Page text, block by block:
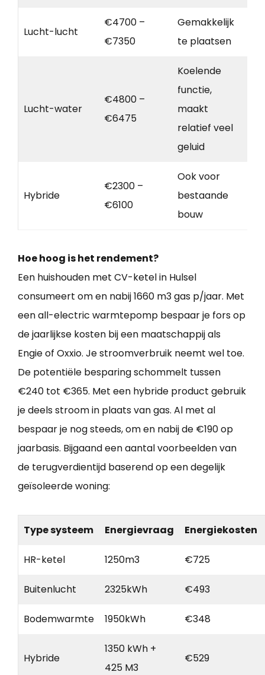
Lucht-lucht
€4700 –
€7350
Gemakkelijk
te plaatsen
Lucht-water
€4800 –
€6475
Koelende
functie,
maakt
relatief veel
geluid
Hybride
€2300 –
€6100
Ook voor
bestaande
bouw
Hoe hoog is het rendement?
Een huishouden met CV-ketel in Hulsel
consumeert om en nabij 1660 m3 gas p/jaar. Met
een all-electric warmtepomp bespaar je fors op
de jaarlijkse kosten bij een maatschappij als
Engie of Oxxio. Je stroomverbruik neemt wel toe.
De potentiële besparing schommelt tussen
€240 tot €365. Met een hybride product gebruik
je deels stroom in plaats van gas. Al met al
bespaar je nog steeds, om en nabij de €190 op
jaarbasis. Bijgaand een aantal voorbeelden van
de terugverdientijd baserend op een degelijk
geïsoleerde woning:
Type systeem Energievraag Energiekosten
HR-ketel 1250m3 €725
Buitenlucht 2325kWh €493
Bodemwarmte 1950kWh €348
Hybride
1350 kWh +
425 M3
€529